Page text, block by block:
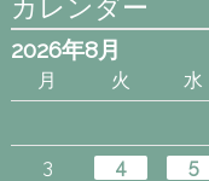
カレンダー
2026年8月
月 火 水
3
4 5